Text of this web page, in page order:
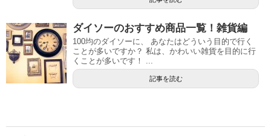
ダイソーのおすすめ商品一覧！雑貨編
100均のダイソーに、 あなたはどういう目的で行く
ことが多いですか？ 私は、かわいい雑貨を目的に行
くことが多いです！ ...
記事を読む